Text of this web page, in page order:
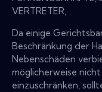
VERTRETER,
Da einige
Beschränkung der
Nebenschäden
möglicherweise
einzuschränken,